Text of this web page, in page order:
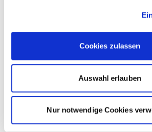
Cookies zulassen
Auswahl erlauben
Nur notwendige Cookies